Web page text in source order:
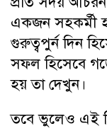
একজন সহকর্মী
গুরুত্বপুর্ন দিন
সফল হিসেবে
হয় তা দেখুন।
তবে ভুলেও এই